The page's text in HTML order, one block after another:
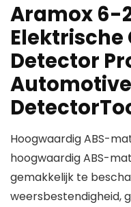
Aramox 6-
Elektrische
Detector
Hoogwaardig ABS-
hoogwaardig ABS-
gemakkelijk te
weersbestendigheid,